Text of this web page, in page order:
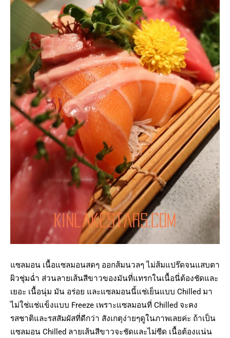
แซลมอน เนื้อแซลมอนสดๆ ออกส้มนวลๆ ไม่ส้มแปร๊ดจนแสบตา
ผิวชุ่มฉ่ำ ส่วนลายเส้นสีขาวของมันที่แทรกในเนื้อนี่ต้องชัดและ
เยอะ เนื้อนุ่ม มัน อร่อย และแซลมอนนี้แช่เย็นแบบ Chilled มา
ไม่ใช่แช่แข็งแบบ Freeze เพราะแซลมอนที่ Chilled จะคง
รสชาติและรสสัมผัสที่ดีกว่า สังเกตุง่ายๆดูในภาพเลยค่ะ ถ้าเป็น
แซลมอน Chilled ลายเส้นสีขาวจะชัดและไม่ซีด เนื้อต้องแน่น